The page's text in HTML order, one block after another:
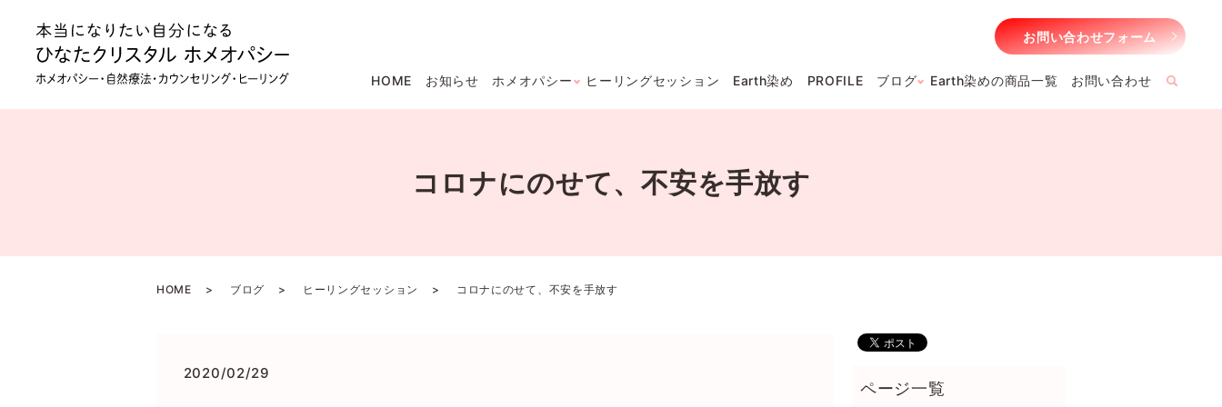
HOME お知らせ ホメオパシー ヒーリングセッション Earth染め PROFILE ブログ Earth染めの商品一覧 お問い合わせ
お問い合わせフォーム
コロナにのせて、不安を手放す
HOME ブログ ヒーリングセッション コロナにのせて、不安を手放す
2020/02/29